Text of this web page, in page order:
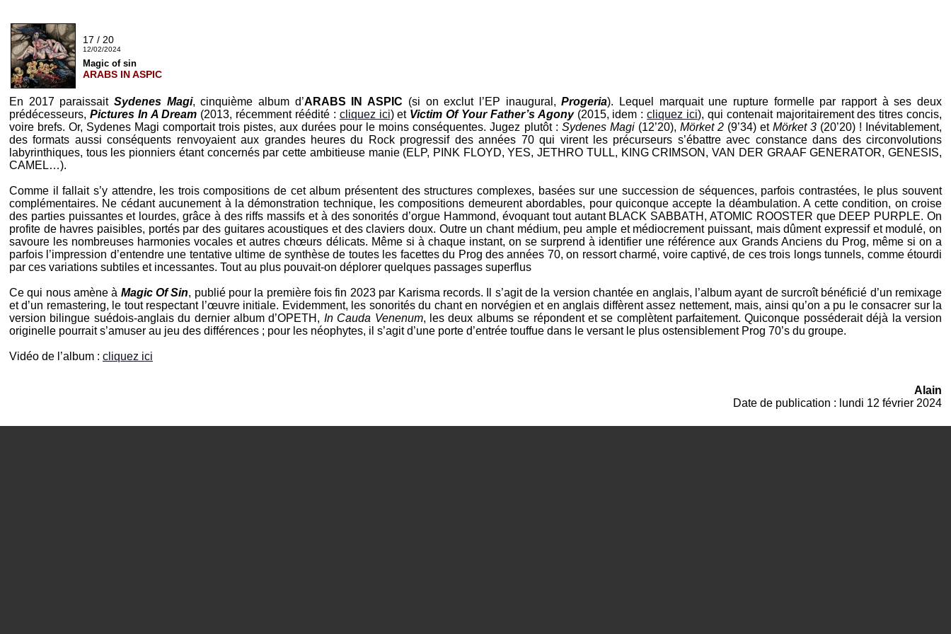
17 / 20
12/02/2024
Magic of sin
ARABS IN ASPIC
En 2017 paraissaitSydenes Magi, cinquième album d’ARABS IN ASPIC (si on exclut l’EP inaugural,Progeria). Lequel marquait une rupture formelle par rapport à ses deux
prédécesseurs, Pictures In A Dream (2013, récemment réédité : cliquez ici) et Victim Of Your Father’s Agony(2015, idem :cliquez ici), qui contenait majoritairement des titres concis,
voire brefs. Or, Sydenes Magi comportait trois pistes, aux durées pour le moins conséquentes. Jugez plutôt : Sydenes Magi(12’20), Mörket 2(9’34) et Mörket 3(20’20) ! Inévitablement,
des formats aussi conséquents renvoyaient aux grandes heures du Rock progressif des années 70 qui virent les précurseurs s’ébattre avec constance dans des circonvolutions
labyrinthiques, tous les pionniers étant concernés par cette ambitieuse manie (ELP, PINK FLOYD,YES,JETHRO TULL, KING CRIMSON ,VAN DER GRAAF GENERATOR,GENESIS,
CAMEL…).
Comme il fallait s’y attendre, les trois compositions de cet album présentent des structures complexes, basées sur une succession de séquences, parfois contrastées, le plus souvent
complémentaires. Ne cédant aucunement à la démonstration technique, les compositions demeurent abordables, pour quiconque accepte la déambulation. A cette condition, on croise
des parties puissantes et lourdes, grâce à des riffs massifs et à des sonorités d’orgue Hammond, évoquant tout autant BLACK SABBATH , ATOMIC ROOSTER que DEEP PURPLE. On
profite de havres paisibles, portés par des guitares acoustiques et des claviers doux. Outre un chant médium, peu ample et médiocrement puissant, mais dûment expressif et modulé, on
savoure les nombreuses harmonies vocales et autres chœurs délicats. Même si à chaque instant, on se surprend à identifier une référence aux Grands Anciens du Prog, même si on a
parfois l’impression d’entendre une tentative ultime de synthèse de toutes les facettes du Prog des années 70, on ressort charmé, voire captivé, de ces trois longs tunnels, comme étourdi
par ces variations subtiles et incessantes. Tout au plus pouvait-on déplorer quelques passages superflus
Ce qui nous amène à Magic Of Sin, publié pour la première fois fin 2023 par Karisma records. Il s’agit de la version chantée en anglais, l’album ayant de surcroît bénéficié d’un remixage
et d’un remastering, le tout respectant l’œuvre initiale. Evidemment, les sonorités du chant en norvégien et en anglais diffèrent assez nettement, mais, ainsi qu’on a pu le consacrer sur la
version bilingue suédois-anglais du dernier album d’OPETH , In Cauda Venenum, les deux albums se répondent et se complètent parfaitement. Quiconque posséderait déjà la version
originelle pourrait s’amuser au jeu des différences ; pour les néophytes, il s’agit d’une porte d’entrée touffue dans le versant le plus ostensiblement Prog 70’s du groupe.
Vidéo de l’album : cliquez ici
Alain
Date de publication : lundi 12 février 2024